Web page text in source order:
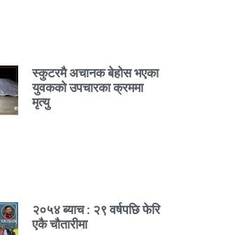
स्कुटरमै अचानक बेहोस भएका
युवकको उपचारका क्रममा
मृत्यु
२०५४ ब्याच : २९ वर्षपछि फेरि
एकै चौतारीमा